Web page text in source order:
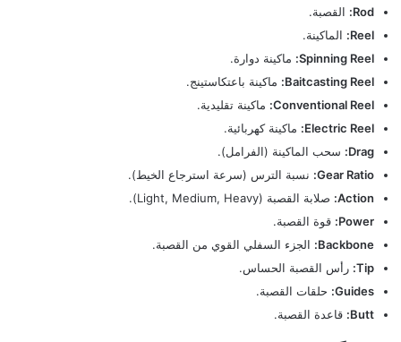
Rod:
القصبة.
Reel:
الماكينة.
Spinning Reel: ماكينة دوارة.
Baitcasting Reel:
ماكينة باعتكاستينج.
Conventional Reel: ماكينة تقليدية.
Electric Reel:
ماكينة كهربائية.
Drag:
سحب الماكينة (الفرامل).
Gear Ratio: نسبة الترس (سرعة استرجاع الخيط).
Action: صلابة القصبة (Light, Medium, Heavy).
Power: قوة القصبة.
Backbone:
الجزء السفلي القوي من القصبة.
Tip: رأس القصبة الحساس.
Guides: حلقات القصبة.
Butt: قاعدة القصبة.